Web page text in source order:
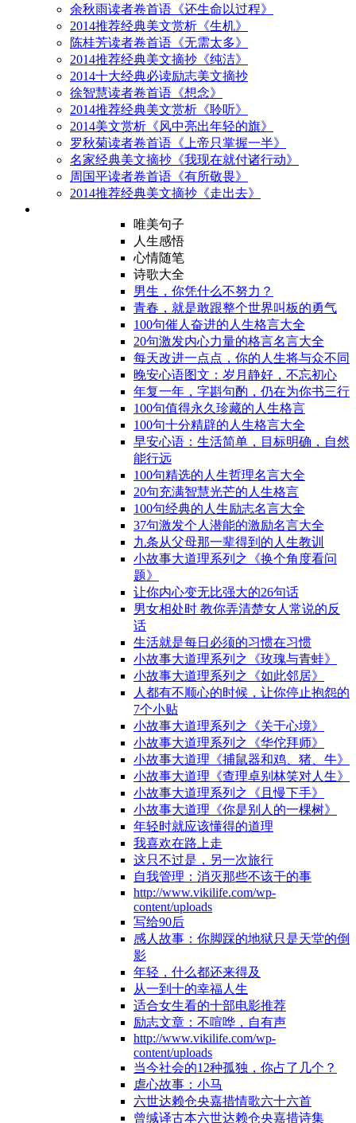
余秋雨读者卷首语《还生命以过程》
2014推荐经典美文赏析《生机》
陈桂芳读者卷首语《无需太多》
2014推荐经典美文摘抄《纯洁》
2014十大经典必读励志美文摘抄
徐智慧读者卷首语《想念》
2014推荐经典美文赏析《聆听》
2014美文赏析《风中亮出年轻的旗》
罗秋菊读者卷首语《上帝只掌握一半》
名家经典美文摘抄《我现在就付诸行动》
周国平读者卷首语《有所敬畏》
2014推荐经典美文摘抄《走出去》
唯美句子
人生感悟
心情随笔
诗歌大全
男生，你凭什么不努力？
青春，就是敢跟整个世界叫板的勇气
100句催人奋进的人生格言大全
20句激发内心力量的格言名言大全
每天改进一点点，你的人生将与众不同
晚安心语图文：岁月静好，不忘初心
年复一年，字斟句酌，仍在为你书三行
100句值得永久珍藏的人生格言
100句十分精辟的人生格言大全
早安心语：生活简单，目标明确，自然
能行远
100句精选的人生哲理名言大全
20句充满智慧光芒的人生格言
100句经典的人生励志名言大全
37句激发个人潜能的激励名言大全
九条从父母那一辈得到的人生教训
小故事大道理系列之《换个角度看问
题》
让你内心变无比强大的26句话
男女相处时 教你弄清楚女人常说的反
话
生活就是每日必须的习惯在习惯
小故事大道理系列之《玫瑰与青蛙》
小故事大道理系列之《如此邻居》
人都有不顺心的时候，让你停止抱怨的
7个小贴
小故事大道理系列之《关于心境》
小故事大道理系列之《华佗拜师》
小故事大道理《捕鼠器和鸡、猪、牛》
小故事大道理《查理卓别林笑对人生》
小故事大道理系列之《且慢下手》
小故事大道理《你是别人的一棵树》
年轻时就应该懂得的道理
我喜欢在路上走
这只不过是，另一次旅行
自我管理：消灭那些不该干的事
http://www.vikilife.com/wp-
content/uploads
写给90后
感人故事：你脚踩的地狱只是天堂的倒
影
年轻，什么都还来得及
从一到十的幸福人生
适合女生看的十部电影推荐
励志文章：不喧哗，自有声
http://www.vikilife.com/wp-
content/uploads
当今社会的12种孤独，你占了几个？
虐心故事：小马
六世达赖仓央嘉措情歌六十六首
曾缄译古本六世达赖仓央嘉措诗集